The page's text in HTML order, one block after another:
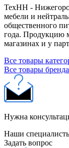
ТехНН -
мебели и
общественного
года. Продукцию
магазинах и у
Все товары
Все товары
Нужна
Наши
Задать вопрос